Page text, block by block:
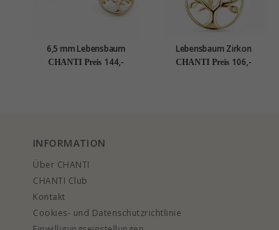
6,5 mm Lebensbaum
Ohrstecker in 9 Karat Gold
CHANTI Preis 144,-
Lebensbaum Zirkon
Halskette aus vergoldetem
CHANTI Preis 106,-
INFORMATION
Über CHANTI
CHANTI Club
Kontakt
Cookies- und Datenschutzrichtlinie